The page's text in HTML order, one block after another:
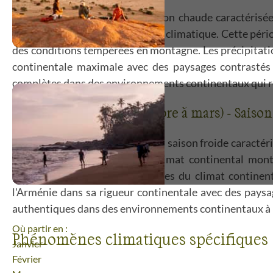
Où partir en :
Janvier
Février
L'été arménien constitue la saison chaude
l'Arménie sous son meilleur jour climatique. Cette
des conditions tempérées en montagne. Les
continentale maximale avec des paysages
complètes dans des environnements continentaux
Hiver continental (décembre à mars) -
L'hiver arménien correspond à la saison froide
qui révèlent la puissance du climat continental
précipitations neigeuses typiques du climat
l'Arménie dans sa rigueur continentale avec des
authentiques dans des environnements continentaux
Phénomènes climatiques spécifiques